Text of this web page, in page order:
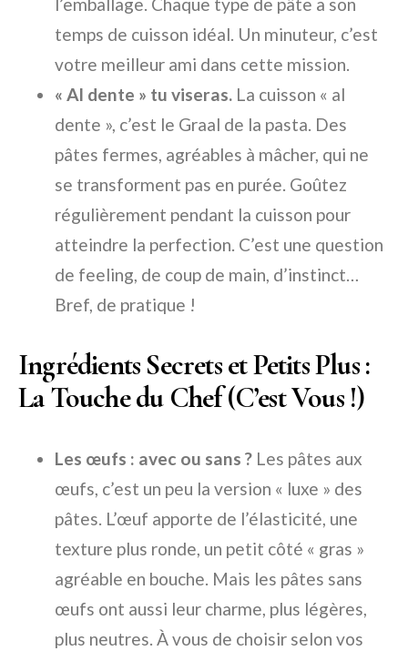
temps de cuisson idéal. Un minuteur, c’est
votre meilleur ami dans cette mission.
« Al dente » tu viseras. La cuisson « al
dente », c’est le Graal de la pasta. Des
pâtes fermes, agréables à mâcher, qui ne
se transforment pas en purée. Goûtez
régulièrement pendant la cuisson pour
atteindre la perfection. C’est une question
de feeling, de coup de main, d’instinct…
Bref, de pratique !
Ingrédients Secrets et Petits Plus :
La Touche du Chef (C’est Vous !)
Les œufs : avec ou sans ? Les pâtes aux
œufs, c’est un peu la version « luxe » des
pâtes. L’œuf apporte de l’élasticité, une
texture plus ronde, un petit côté « gras »
agréable en bouche. Mais les pâtes sans
œufs ont aussi leur charme, plus légères,
plus neutres. À vous de choisir selon vos